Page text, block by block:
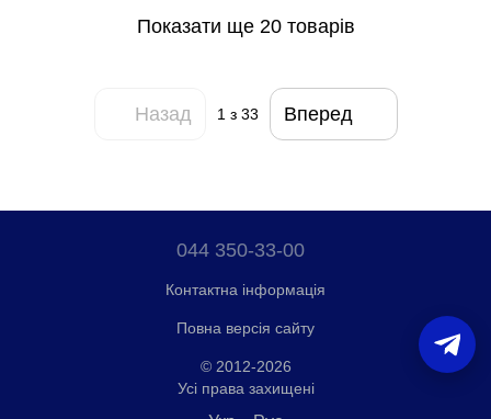
Показати ще 20 товарів
Назад 1 з 33 Вперед
044 350-33-00
Контактна інформація
Повна версія сайту
© 2012-2026
Усі права захищені